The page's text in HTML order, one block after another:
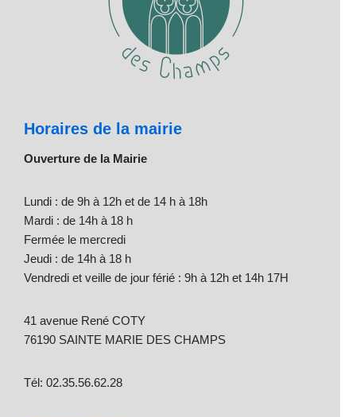
Horaires de la mairie
Ouverture de la Mairie
Lundi : de 9h à 12h et de 14 h à 18h
Mardi : de 14h à 18 h
Fermée le mercredi
Jeudi : de 14h à 18 h
Vendredi et veille de jour férié : 9h à 12h et 14h 17H
41 avenue René COTY
76190 SAINTE MARIE DES CHAMPS
Tél: 02.35.56.62.28